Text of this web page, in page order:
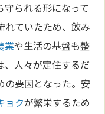
られる形になって
れていたため、飲み
業や生活の基盤も整
、人々が定住するだ
の要因となった。安
ョクが繁栄するため